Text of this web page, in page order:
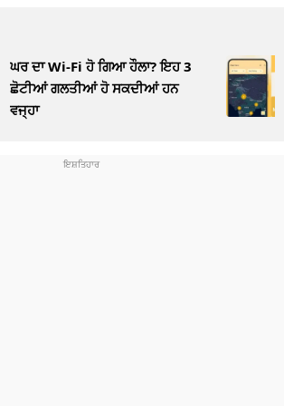
ਘਰ ਦਾ Wi-Fi ਹੋ ਗਿਆ ਹੌਲਾ? ਇਹ 3
ਛੋਟੀਆਂ ਗਲਤੀਆਂ ਹੋ ਸਕਦੀਆਂ ਹਨ
ਵਜ੍ਹਾ